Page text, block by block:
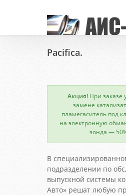
Pacifica.
Акция! При заказе
замене
пламегаситель под
на электронную
зонда —
В
подразделении по
выпускной системы
Авто» решат любую